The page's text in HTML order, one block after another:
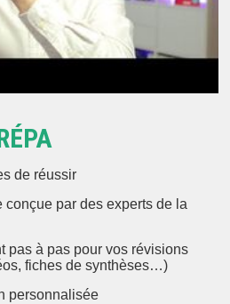
de réussir
conçue par des experts de la
pas à pas pour vos révisions
fiches de synthèses…)
personnalisée